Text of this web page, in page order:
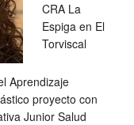
CRA La
Espiga en El
Torviscal
Aprendizaje
proyecto con
Junior Salud